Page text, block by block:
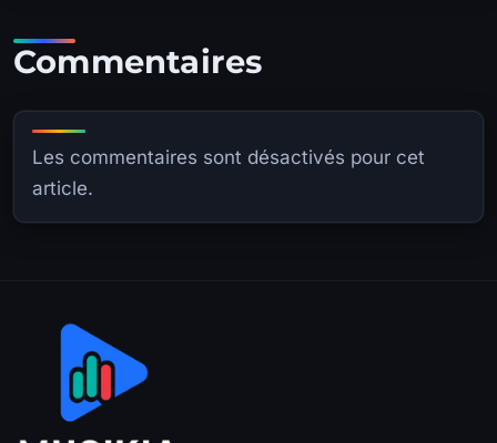
Commentaires
Les commentaires sont désactivés pour cet
article.